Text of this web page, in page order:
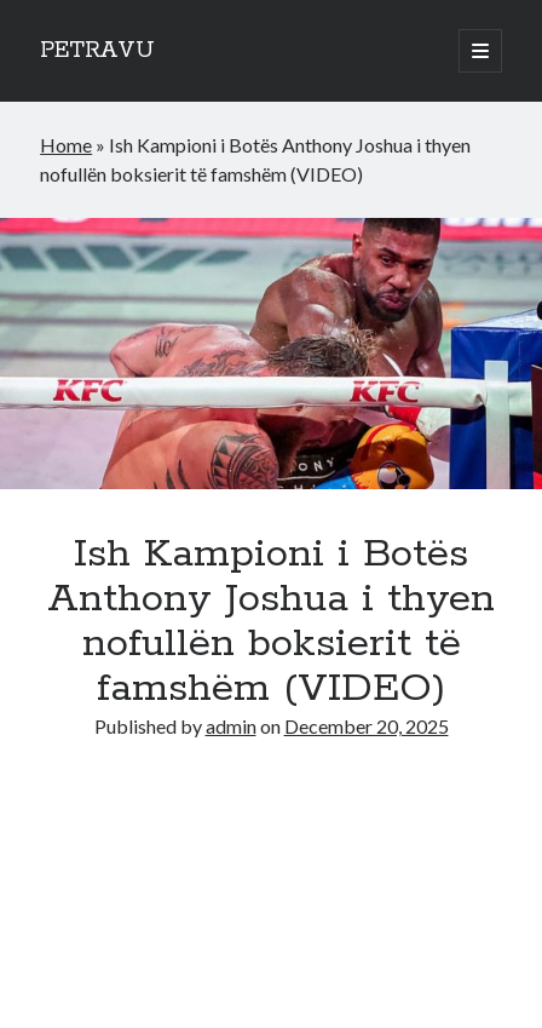
PETRAVU
open
primary
Sidebar
Bank
Credit Cards
World
Home » Ish Kampioni i Botës Anthony Joshua i thyen
nofullën boksierit të famshëm (VIDEO)
Ish Kampioni i Botës
Anthony Joshua i thyen
nofullën boksierit të
famshëm (VIDEO)
Published byadminon December 20, 2025